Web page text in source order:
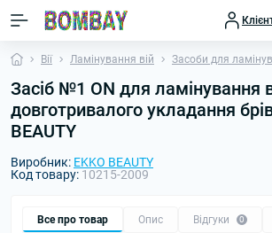
Вії Ламінування вій Засоби для
Засіб №1 ON для ламінування
довготривалого укладання
BEAUTY
Виробник: EKKO BEAUTY
Код товару: 10215-2009
Все про товар Опис Відгуки 0